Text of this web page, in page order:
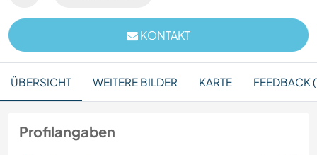
KONTAKT
ÜBERSICHT WEITERE BILDER KARTE FEEDBACK
Profilangaben